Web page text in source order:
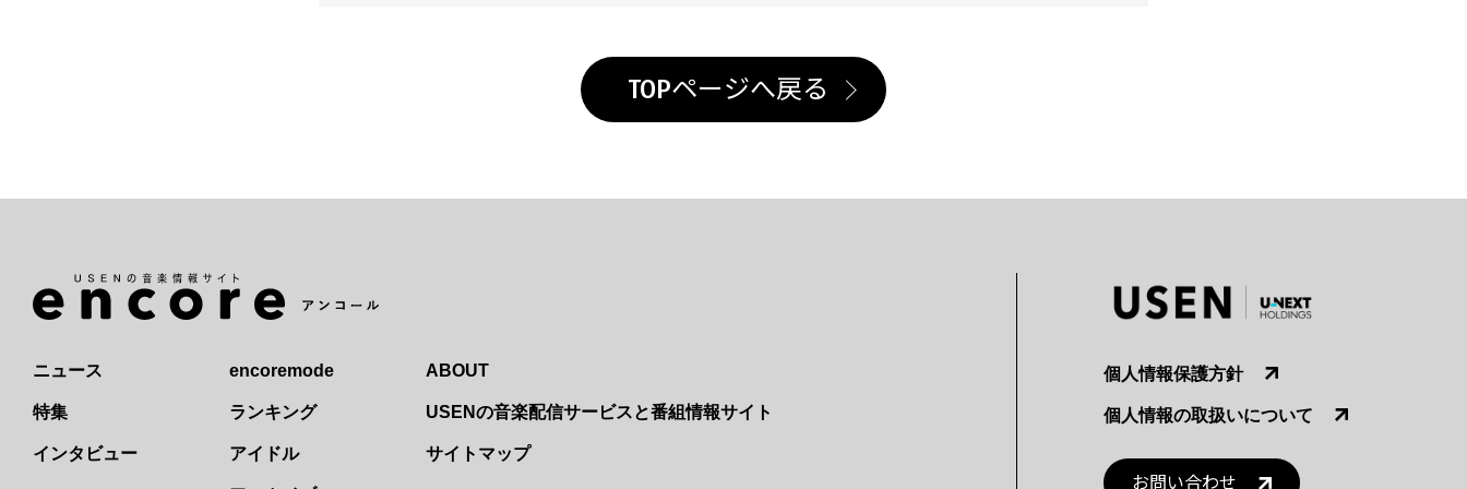
TOPページへ戻る
ニュース
特集
インタビュー
encoremode
ランキング
アイドル
ABOUT
USENの音楽配信サービスと番組情報サイト
サイトマップ
個人情報保護方針
個人情報の取扱いについて
お問い合わせ